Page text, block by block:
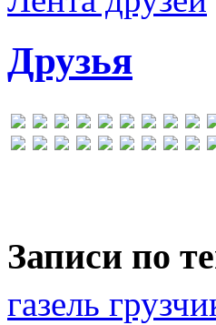
Друзья
Записи по
газель